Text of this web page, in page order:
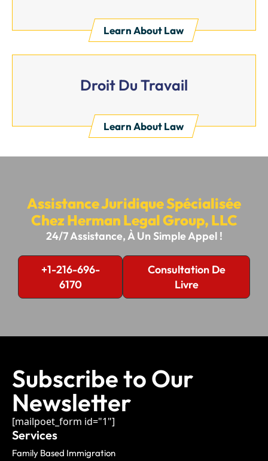
Learn About Law
Droit Du Travail
Learn About Law
Assistance Juridique Spécialisée
Chez Herman Legal Group, LLC
24/7 Assistance, À Un Simple Appel !
+1-216-696-
6170
Consultation De
Livre
Subscribe to Our
Newsletter
[mailpoet_form id="1"]
Services
Family Based Immigration